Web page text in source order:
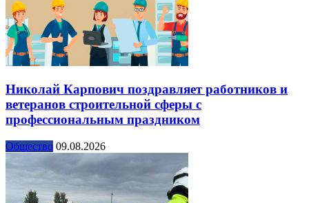
Николай Карпович поздравляет работников и
ветеранов строительной сферы с
профессиональным праздником
Общество 09.08.2026